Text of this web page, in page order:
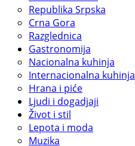
Republika Srpska
Crna Gora
Razglednica
Gastronomija
Nacionalna kuhinja
Internacionalna kuhinja
Hrana i piće
Ljudi i dogadjaji
Život i stil
Lepota i moda
Muzika